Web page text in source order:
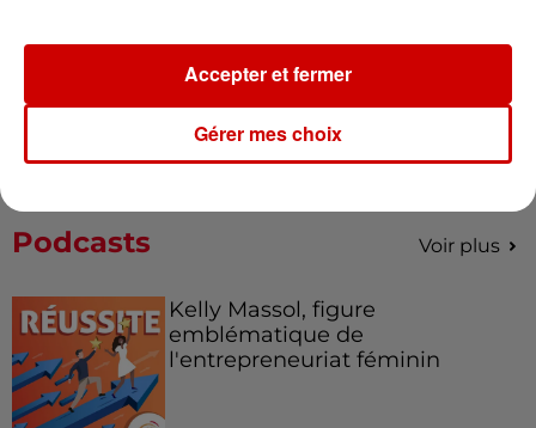
Destination Vacances : inscrivez-
vous !
Podcasts Voir plus
Kelly Massol, figure
emblématique de
l'entrepreneuriat féminin
Gérer mes choix
Accepter et fermer